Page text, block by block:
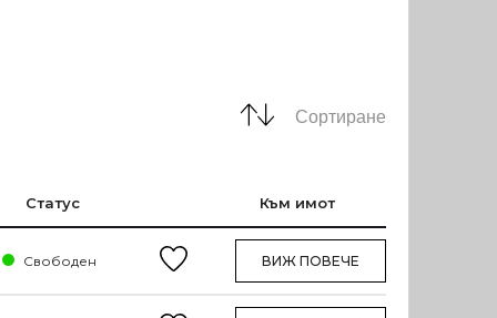
Сортиране
Статус Към имот
Свободен ВИЖ ПОВЕЧЕ